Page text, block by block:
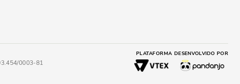
0003-81
PLATAFORMA DESENVOLVIDO POR